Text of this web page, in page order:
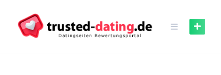
content